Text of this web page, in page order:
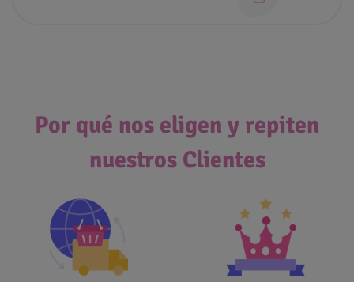
Por qué nos eligen y repiten
nuestros Clientes